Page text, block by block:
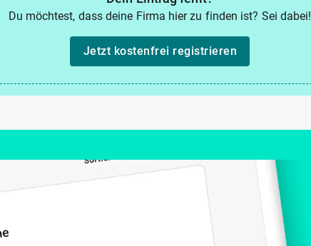
Du möchtest, dass deine Firma hier zu finden ist? Sei dabei!
Jetzt kostenfrei registrieren